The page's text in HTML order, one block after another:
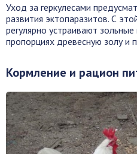
Уход за геркулесами
развития эктопаразитов. С
регулярно устраивают
пропорциях древесную золу и
Кормление и рацион